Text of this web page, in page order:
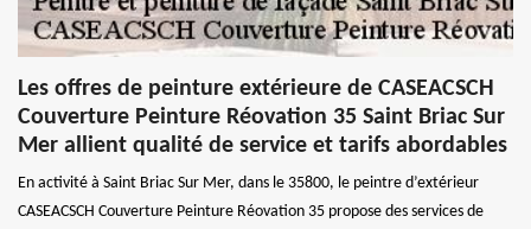
Les offres de peinture extérieure de CASEACSCH
Couverture Peinture Réovation 35 Saint Briac Sur
Mer allient qualité de service et tarifs abordables
En activité à Saint Briac Sur Mer, dans le 35800, le peintre d’extérieur
CASEACSCH Couverture Peinture Réovation 35 propose des services de